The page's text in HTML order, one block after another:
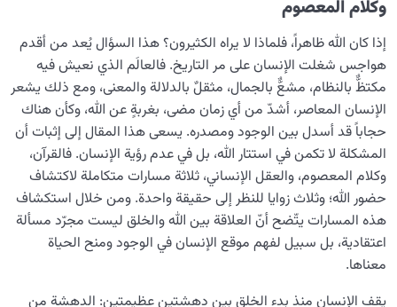
الشيطان… العدوّ المبين 0/14
الأمراض الخفية للروح 0/15
معرفة الجنة والنار 0/22
النظرة الأبدية والاستعداد للآخرة 0/14
من الخيال إلى سلامة القلب 0/31
الإنسان محور الخلق 0/9
وكلام المعصوم
إذا كان الله ظاهراً، فلماذا لا يراه الكثيرون؟ هذا السؤال يُعد من أقدم
هواجس شغلت الإنسان على مر التاريخ. فالعالَم الذي نعيش فيه
مكتظٌّ بالنظام، مشعٌّ بالجمال، مثقلٌ بالدلالة والمعنى، ومع ذلك يشعر
الإنسان المعاصر، أشدّ من أي زمان مضى، بغربةٍ عن الله، وكأن هناك
حجاباً قد أسدل بين الوجود ومصدره. يسعى هذا المقال إلى إثبات أن
المشكلة لا تكمن في استتار الله، بل في عدم رؤية الإنسان. فالقرآن،
وكلام المعصوم، والعقل الإنساني، ثلاثة مسارات متكاملة لاكتشاف
حضور الله؛ وثلاث زوايا للنظر إلى حقيقة واحدة. ومن خلال استكشاف
هذه المسارات يتّضح أنّ العلاقة بين الله والخلق ليست مجرّد مسألة
اعتقادية، بل سبيل لفهم موقع الإنسان في الوجود ومنح الحياة
معناها.
يقف الإنسان منذ بدء الخلق بين دهشتين عظيمتين: الدهشة من